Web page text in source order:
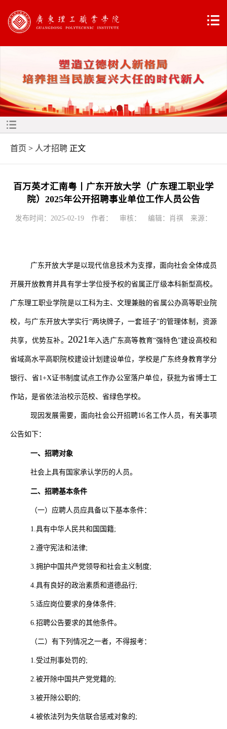
首页 > 人才招聘 正文
百万英才汇南粤丨广东开放大学（广东理工职业学
院）2025年公开招聘事业单位工作人员公告
发布时间：2025-02-19 作者： 审核： 编辑：肖祺 来源：
广东开放大学是以现代信息技术为支撑，面向社会全体成员
开展开放教育并具有学士学位授予权的省属正厅级本科新型高校。
广东理工职业学院是以工科为主、文理兼融的省属公办高等职业院
校，与广东开放大学实行“两块牌子，一套班子”的管理体制，资源
共享，优势互补。 2021 年入选广东高等教育“强特色”建设高校和
省域高水平高职院校建设计划建设单位，学校是广东终身教育学分
银行、省1+X证书制度试点工作办公室落户单位，获批为省博士工
作站，是省依法治校示范校、省绿色学校。
现因发展需要，面向社会公开招聘16名工作人员，有关事项
公告如下：
一、招聘对象
社会上具有国家承认学历的人员。
二、招聘基本条件
（一）应聘人员应具备以下基本条件：
1. 具有中华人民共和国国籍;
2. 遵守宪法和法律;
3. 拥护中国共产党领导和社会主义制度;
4. 具有良好的政治素质和道德品行;
5. 适应岗位要求的身体条件;
6. 招聘公告要求的其他条件。
（二）有下列情况之一者，不得报考：
1. 受过刑事处罚的;
2. 被开除中国共产党党籍的;
3. 被开除公职的;
4. 被依法列为失信联合惩戒对象的;